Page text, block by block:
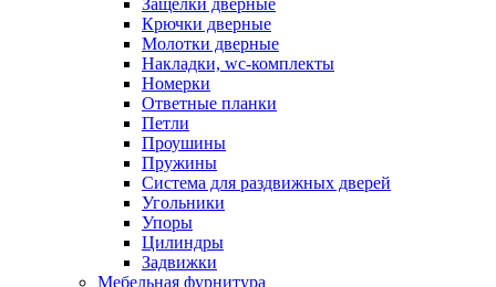
Защелки дверные
Крючки дверные
Молотки дверные
Накладки, wc-комплекты
Номерки
Ответные планки
Петли
Проушины
Пружины
Система для раздвижных дверей
Угольники
Упоры
Цилиндры
Задвижки
Мебельная фурнитура